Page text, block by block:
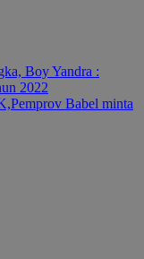
Boy Yandra :
2022
Babel minta